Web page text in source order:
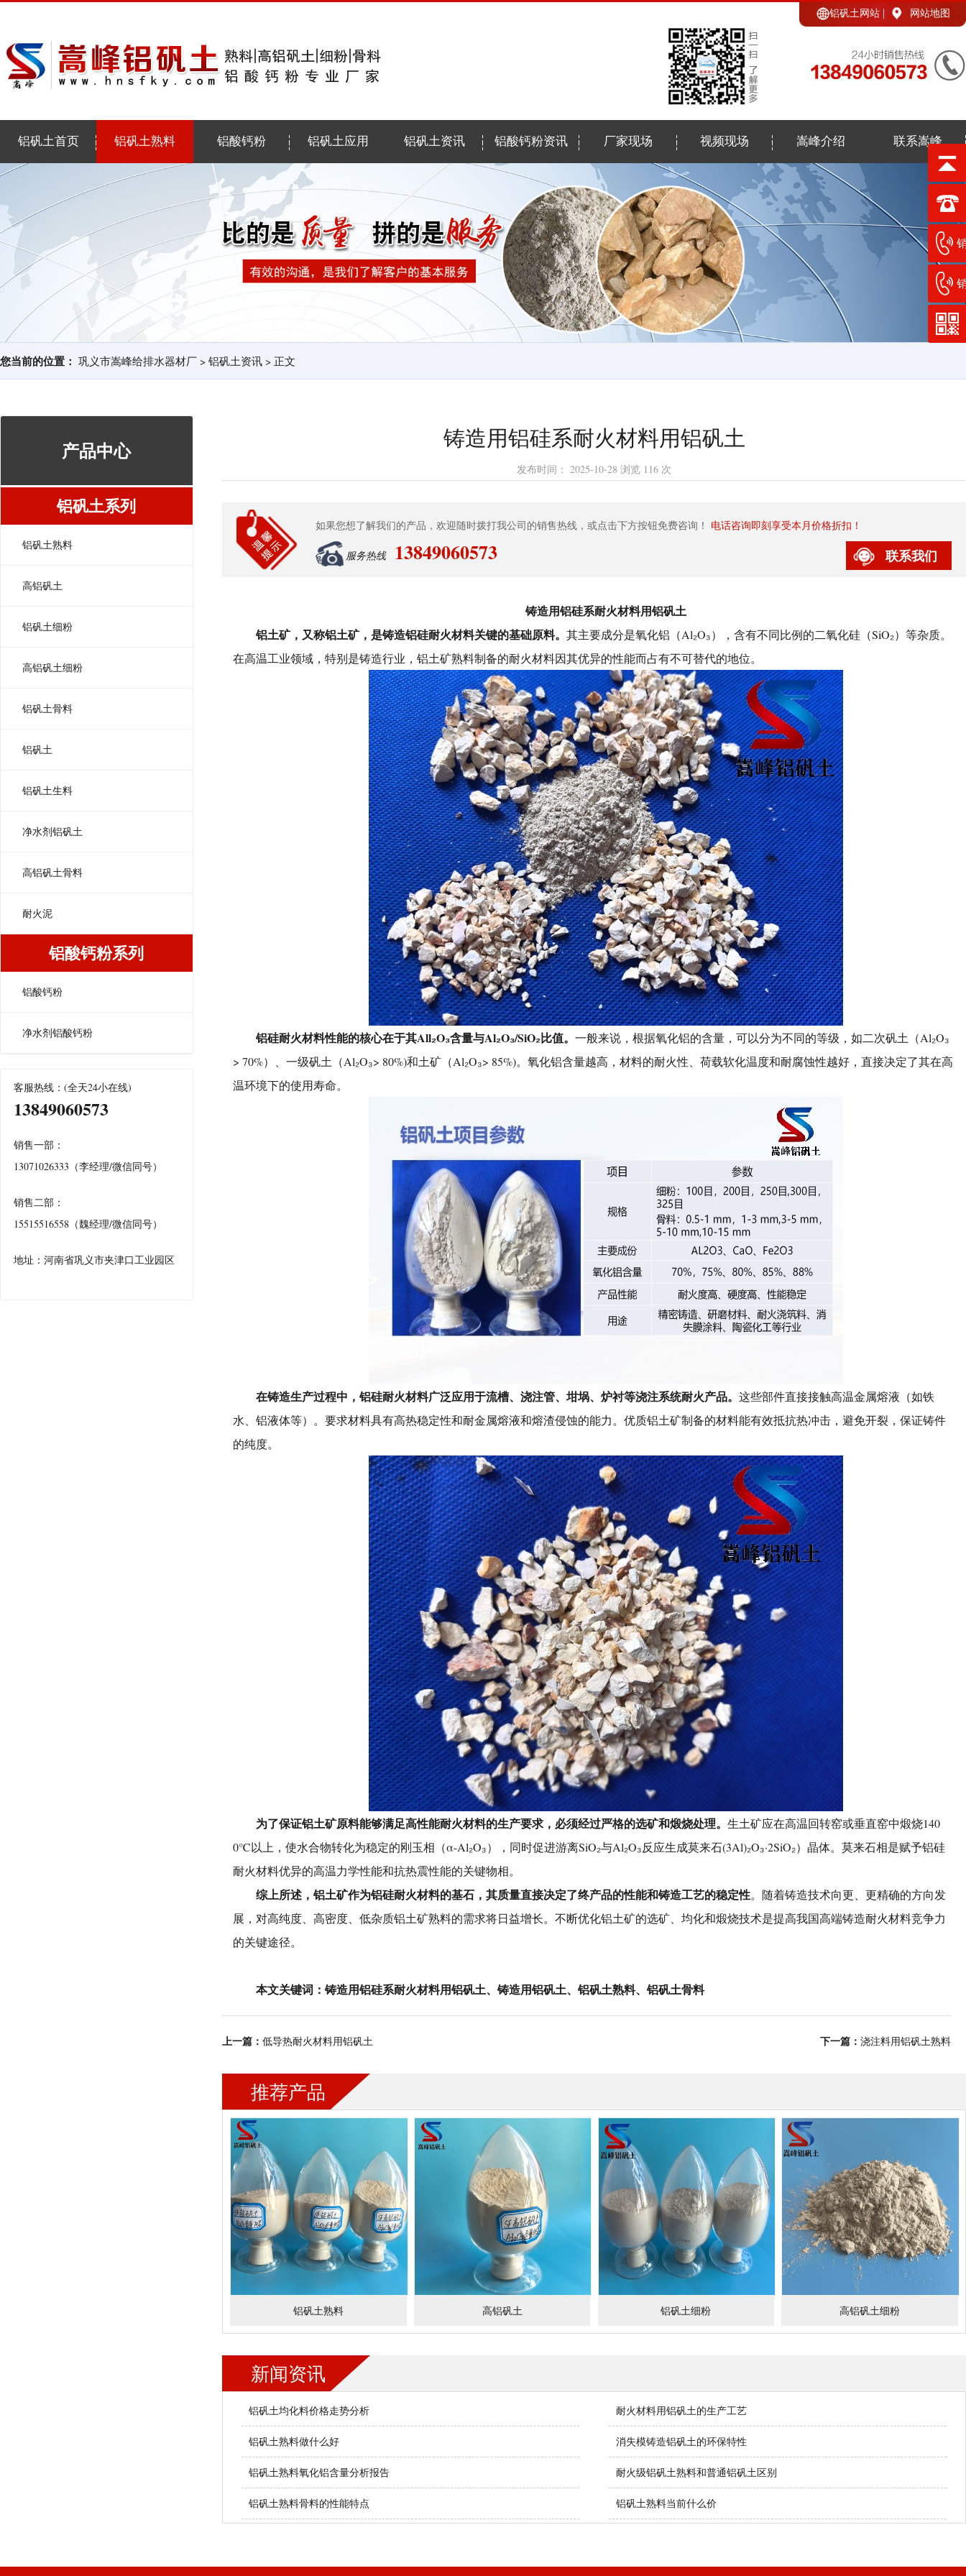
铝矾土网站 网站地图
铝矾土首页 铝矾土熟料 铝酸钙粉 铝矾土应用 铝矾土资讯 铝酸钙粉资讯 厂家现场 视频现场 嵩峰介绍 联系嵩峰
您当前的位置： 巩义市嵩峰给排水器材厂 > 铝矾土资讯 > 正文
产品中心
铝矾土系列
铝矾土熟料
高铝矾土
铝矾土细粉
高铝矾土细粉
铝矾土骨料
铝矾土
铝矾土生料
净水剂铝矾土
高铝矾土骨料
耐火泥
铝酸钙粉系列
铝酸钙粉
净水剂铝酸钙粉
客服热线：(全天24小在线)
13849060573
销售一部：
13071026333（李经理/微信同号）
销售二部：
15515516558（魏经理/微信同号）
地址：河南省巩义市夹津口工业园区
铸造用铝硅系耐火材料用铝矾土
发布时间：2025-10-28 浏览 116 次
如果您想了解我们的产品，欢迎随时拨打我公司的销售热线，或点击下方按钮免费咨询！ 电话咨询即刻享受本月价格折扣！
服务热线 13849060573 联系我们
铸造用铝硅系耐火材料用铝矾土
铝土矿，又称铝土矿，是铸造铝硅耐火材料关键的基础原料。其主要成分是氧化铝（Al₂O₃），含有不同比例的二氧化硅（SiO₂）等杂质。
在高温工业领域，特别是铸造行业，铝土矿熟料制备的耐火材料因其优异的性能而占有不可替代的地位。
铝硅耐火材料性能的核心在于其All₂O₃含量与Al₂O₃/SiO₂比值。一般来说，根据氧化铝的含量，可以分为不同的等级，如二次矾土（Al₂O₃
> 70%）、一级矾土（Al₂O₃> 80%)和土矿（Al₂O₃> 85%)。氧化铝含量越高，材料的耐火性、荷载软化温度和耐腐蚀性越好，直接决定了其在高
温环境下的使用寿命。
在铸造生产过程中，铝硅耐火材料广泛应用于流槽、浇注管、坩埚、炉衬等浇注系统耐火产品。这些部件直接接触高温金属熔液（如铁
水、铝液体等）。要求材料具有高热稳定性和耐金属熔液和熔渣侵蚀的能力。优质铝土矿制备的材料能有效抵抗热冲击，避免开裂，保证铸件
的纯度。
为了保证铝土矿原料能够满足高性能耐火材料的生产要求，必须经过严格的选矿和煅烧处理。生土矿应在高温回转窑或垂直窑中煅烧140
0℃以上，使水合物转化为稳定的刚玉相（α-Al₂O₃），同时促进游离SiO₂与Al₂O₃反应生成莫来石(3Al)₂O₃·2SiO₂）晶体。莫来石相是赋予铝硅
耐火材料优异的高温力学性能和抗热震性能的关键物相。
综上所述，铝土矿作为铝硅耐火材料的基石 ，其质量直接决定了终产品的性能和铸造工艺的稳定性。随着铸造技术向更、更精确的方向发
展，对高纯度、高密度、低杂质铝土矿熟料的需求将日益增长。不断优化铝土矿的选矿、均化和煅烧技术是提高我国高端铸造耐火材料竞争力
的关键途径。
本文关键词：铸造用铝硅系耐火材料用铝矾土、铸造用铝矾土、铝矾土熟料、铝矾土骨料
上一篇：低导热耐火材料用铝矾土 下一篇：浇注料用铝矾土熟料
推荐产品
铝矾土熟料 高铝矾土 铝矾土细粉 高铝矾土细粉
新闻资讯
铝矾土均化料价格走势分析 耐火材料用铝矾土的生产工艺
铝矾土熟料做什么好 消失模铸造铝矾土的环保特性
铝矾土熟料氧化铝含量分析报告 耐火级铝矾土熟料和普通铝矾土区别
铝矾土熟料骨料的性能特点 铝矾土熟料当前什么价